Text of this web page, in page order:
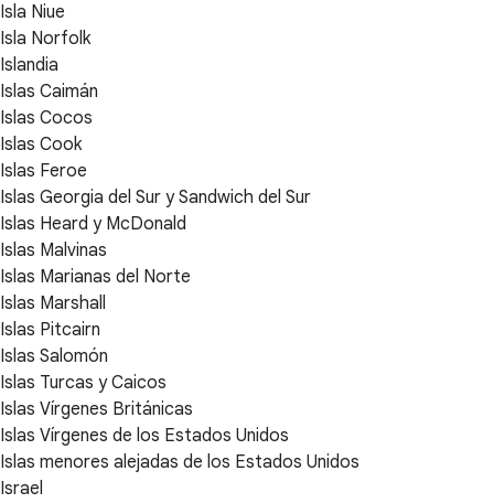
Isla Niue
Isla Norfolk
Islandia
Islas Caimán
Islas Cocos
Islas Cook
Islas Feroe
Islas Georgia del Sur y Sandwich del Sur
Islas Heard y McDonald
Islas Malvinas
Islas Marianas del Norte
Islas Marshall
Islas Pitcairn
Islas Salomón
Islas Turcas y Caicos
Islas Vírgenes Británicas
Islas Vírgenes de los Estados Unidos
Islas menores alejadas de los Estados Unidos
Israel